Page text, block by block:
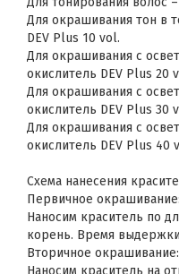
Для окрашивания тон в
DEV Plus 10 vol.
Для окрашивания с
окислитель DEV Plus 20
Для окрашивания с
окислитель DEV Plus 30
Для окрашивания с
окислитель DEV Plus 40
Схема нанесения
Первичное окрашивание:
Наносим краситель по
корень. Время
Вторичное окрашивание:
Наносим краситель на